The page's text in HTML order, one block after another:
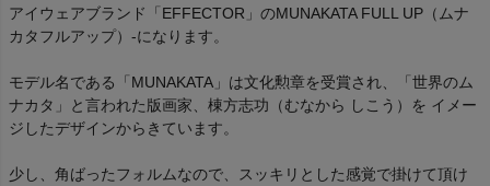
アイウェアブランド「EFFECTOR」のMUNAKATA FULL UP（ムナ
カタフルアップ）-になります。
モデル名である「MUNAKATA」は文化勲章を受賞され、「世界のム
ナカタ」と言われた版画家、棟方志功（むなから しこう）を イメー
ジしたデザインからきています。
少し、角ばったフォルムなので、スッキリとした感覚で掛けて頂け